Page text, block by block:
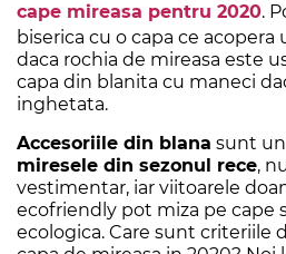
cape mireasa pentru 2020.
biserica cu o capa ce acopera
daca rochia de mireasa este
capa din blanita cu maneci
inghetata.
Accesoriile din blana sunt
miresele din sezonul rece,
vestimentar, iar viitoarele
ecofriendly pot miza pe cape
ecologica. Care sunt criteriile